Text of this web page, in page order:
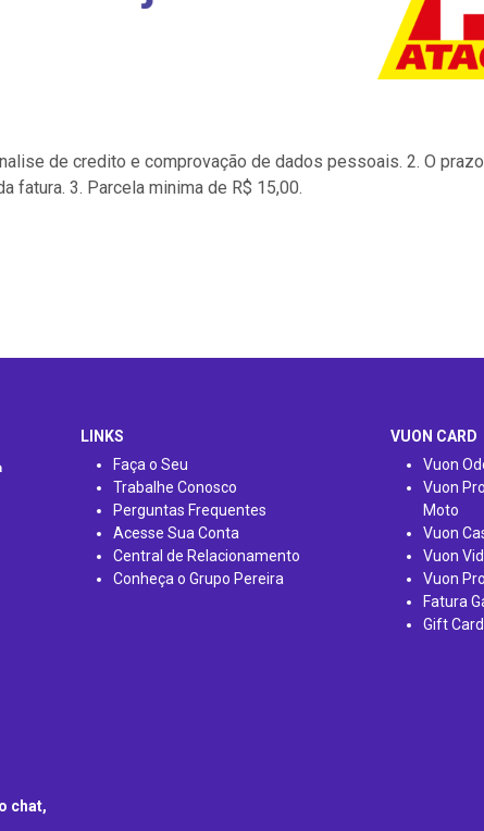
de credito e comprovação de dados pessoais. 2. O
fatura. 3. Parcela minima de R$ 15,00.
chat,
LINKS
Faça o Seu
Trabalhe Conosco
Perguntas Frequentes
Acesse Sua Conta
Central de Relacionamento
Conheça o Grupo Pereira
VUON CARD
Vuon
Vuon
Moto
Vuon
Vuon
Vuon
Fatura
Gift Card